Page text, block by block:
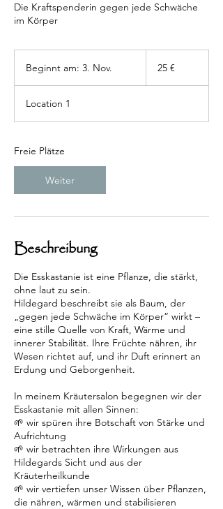
Die Kraftspenderin gegen jede Schwäche
im Körper
Beginnt am: 3. Nov.
n
.
25 €
Location 1
Freie Plätze
Weiter
Beschreibung
Die Esskastanie ist eine Pflanze, die stärkt,
ohne laut zu sein.
Hildegard beschreibt sie als Baum, der
„gegen jede Schwäche im Körper“ wirkt –
eine stille Quelle von Kraft, Wärme und
innerer Stabilität. Ihre Früchte nähren, ihr
Wesen richtet auf, und ihr Duft erinnert an
Erdung und Geborgenheit.
In meinem Kräutersalon begegnen wir der
Esskastanie mit allen Sinnen:
🌱 wir spüren ihre Botschaft von Stärke und
Aufrichtung
🌱 wir betrachten ihre Wirkungen aus
Hildegards Sicht und aus der
Kräuterheilkunde
🌱 wir vertiefen unser Wissen über Pflanzen,
die nähren, wärmen und stabilisieren